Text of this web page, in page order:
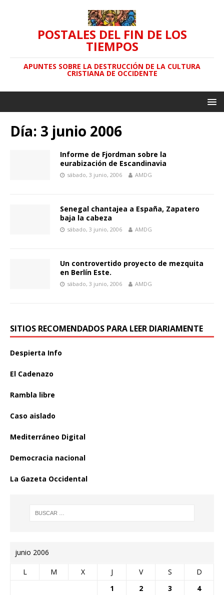
POSTALES DEL FIN DE LOS
TIEMPOS
APUNTES SOBRE LA DESTRUCCIÓN DE LA CULTURA
CRISTIANA DE OCCIDENTE
Día: 3 junio 2006
Informe de Fjordman sobre la
eurabización de Escandinavia
sábado, 3 junio, 2006 AMDG
Senegal chantajea a España, Zapatero
baja la cabeza
sábado, 3 junio, 2006 AMDG
Un controvertido proyecto de mezquita
en Berlín Este.
sábado, 3 junio, 2006 AMDG
SITIOS RECOMENDADOS PARA LEER DIARIAMENTE
Despierta Info
El Cadenazo
Rambla libre
Caso aislado
Mediterráneo Digital
Democracia nacional
La Gazeta Occidental
junio 2006
L M X J V S D
1 2 3
4